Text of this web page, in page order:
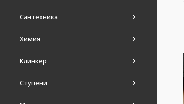
Сантехника
Химия
Клинкер
Ступени